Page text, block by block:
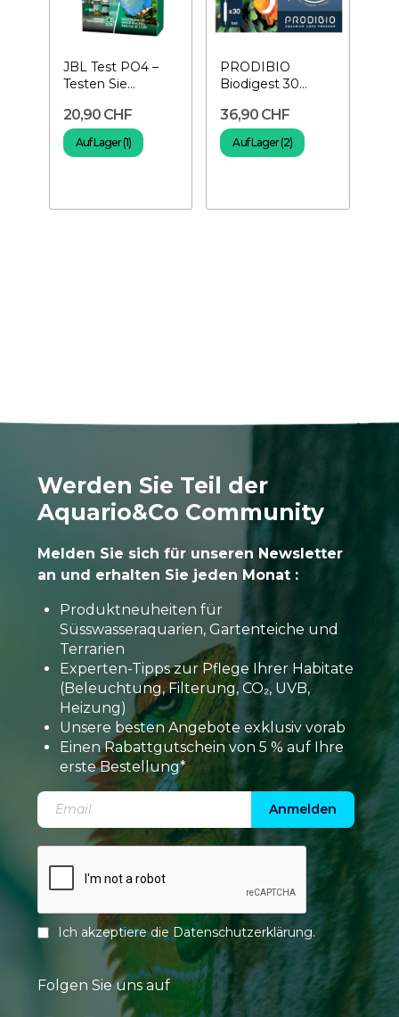
JBL Test PO4 –
Testen Sie
Aquarium
20,90 CHF
Auf Lager (1)
PRODIBIO
Biodigest 30
Bakterien für das
Aquarium
36,90 CHF
Auf Lager (2)
Werden Sie Teil der
Aquario&Co Community
Melden Sie sich für unseren Newsletter
an und erhalten Sie jeden Monat :
Produktneuheiten für
Süsswasseraquarien, Gartenteiche und
Terrarien
Experten-Tipps zur Pflege Ihrer Habitate
(Beleuchtung, Filterung, CO₂, UVB,
Heizung)
Unsere besten Angebote exklusiv vorab
Einen Rabattgutschein von 5 % auf Ihre
erste Bestellung*
Anmelden
Ich akzeptiere dieDatenschutzerklärung.
Folgen Sie uns auf